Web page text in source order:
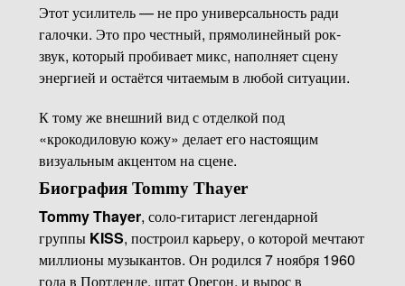
Этот усилитель — не про универсальность ради
галочки. Это про честный, прямолинейный рок-
звук, который пробивает микс, наполняет сцену
энергией и остаётся читаемым в любой ситуации.
К тому же внешний вид с отделкой под
«крокодиловую кожу» делает его настоящим
визуальным акцентом на сцене.
Биография Tommy Thayer
Tommy Thayer, соло-гитарист легендарной
группы KISS, построил карьеру, о которой мечтают
миллионы музыкантов. Он родился 7 ноября 1960
года в Портленде, штат Орегон, и вырос в